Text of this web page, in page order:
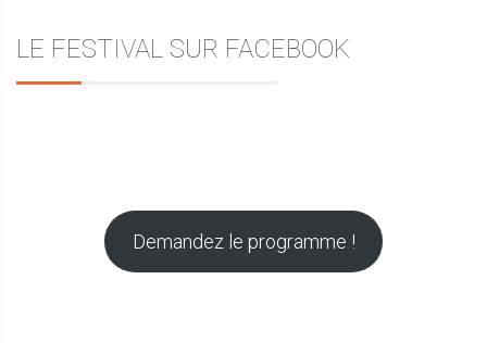
LE FESTIVAL SUR FACEBOOK
Demandez le programme !